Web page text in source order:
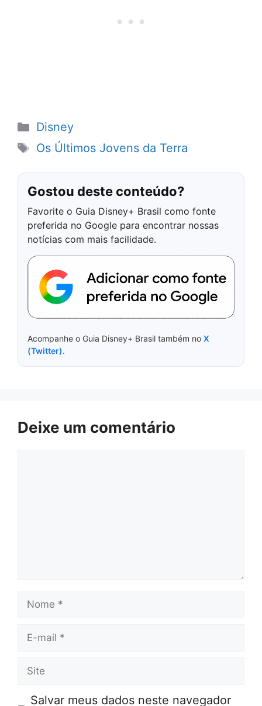
Categorias
Disney
Tags
Os Últimos Jovens da Terra
Gostou deste conteúdo?
Favorite o Guia Disney+ Brasil como fonte
preferida no Google para encontrar nossas
notícias com mais facilidade.
Acompanhe o Guia Disney+ Brasil também no X
(Twitter).
Deixe um comentário
Nome
E-
Site
Salvar meus dados neste navegador